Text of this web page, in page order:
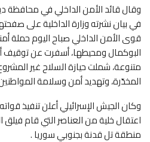
وقال قائد الأمن الداخلي في محافظة
في بيان نشرته وزارة الداخلية على
قوى الأمن الداخلي صباح اليوم حملة
متنوعة، شملت حيازة السلاح غير المشروع
المخدّرة، وتهديد أمن وسلامة
وكان الجيش الإسرائيلي أعلن تنفيذ
اعتقال خلية من العناصر التي قام
منطقة تل قدنة بجنوبي سوريا .